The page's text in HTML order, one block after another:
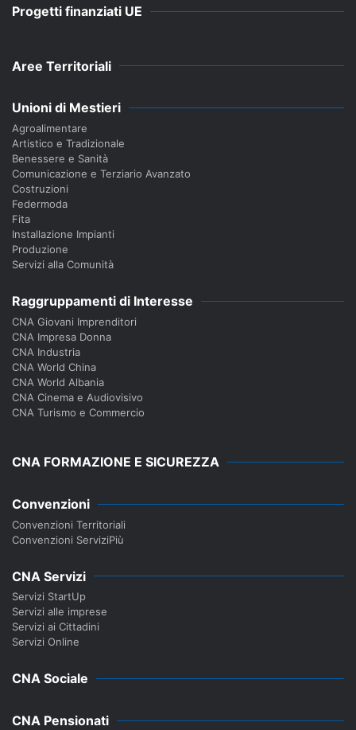
Progetti finanziati UE
Aree Territoriali
Unioni di Mestieri
Agroalimentare
Artistico e Tradizionale
Benessere e Sanità
Comunicazione e Terziario Avanzato
Costruzioni
Federmoda
Fita
Installazione Impianti
Produzione
Servizi alla Comunità
Raggruppamenti di Interesse
CNA Giovani Imprenditori
CNA Impresa Donna
CNA Industria
CNA World China
CNA World Albania
CNA Cinema e Audiovisivo
CNA Turismo e Commercio
CNA FORMAZIONE E SICUREZZA
Convenzioni
Convenzioni Territoriali
Convenzioni ServiziPiù
CNA Servizi
Servizi StartUp
Servizi alle imprese
Servizi ai Cittadini
Servizi Online
CNA Sociale
CNA Pensionati